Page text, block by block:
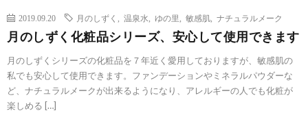
2019.09.20 月のしずく 温泉水 ゆの里 敏感肌 ナチュラルメーク
月のしずく化粧品シリーズ、安心して使用できます
月のしずくシリーズの化粧品を７年近く愛用しておりますが、敏感肌の
私でも安心して使用できます。ファンデーションやミネラルパウダーな
ど、ナチュラルメークが出来るようになり、アレルギーの人でも化粧が
楽しめる […]